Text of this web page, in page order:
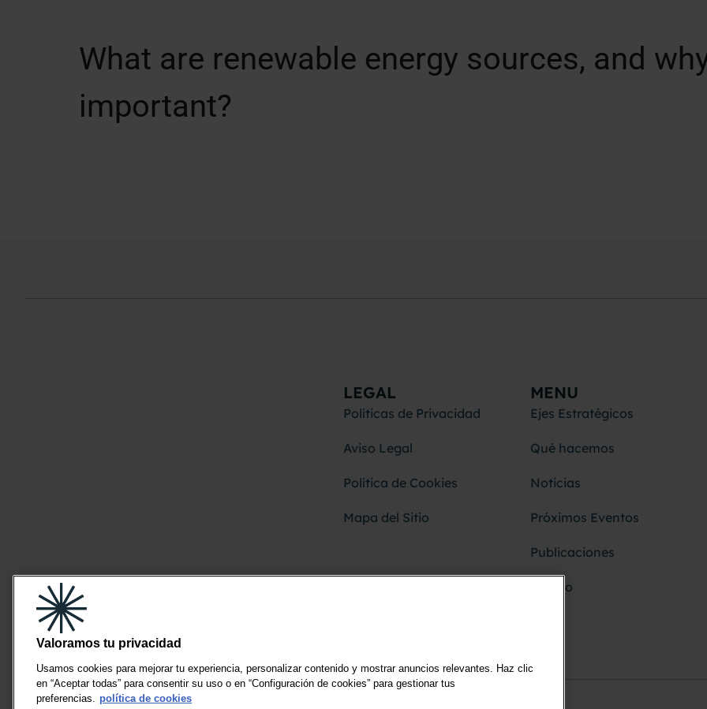
What are renewable energy sources, and
important?
LEGAL
Políticas de Privacidad
Aviso Legal
Política de Cookies
Mapa del Sitio
MENU
Ejes Estratégicos
Qué hacemos
Noticias
Próximos Eventos
Publicaciones
Equipo
PARTE DE IMPULSADO POR
Valoramos tu privacidad
Usamos cookies para mejorar tu experiencia, personalizar contenido y mostrar anuncios relevantes. Haz clic
en “Aceptar todas” para consentir su uso o en “Configuración de cookies” para gestionar tus
preferencias. política de cookies